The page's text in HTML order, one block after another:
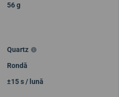
56 g
Quartz
Rondă
±15 s / lună